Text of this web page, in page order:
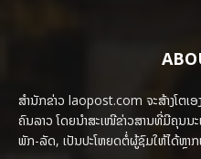
ສຳນັກຂ່າວ laopost.com ຈະສ້າງໂຕເ
ຄົນລາວ ໂດຍນຳສະເໜີຂ່າວສານທີ່ມີຄຸນນ
ພັກ-ລັດ, ເປັນປະໂຫຍດຕໍ່ຜູ້ຊົມໃຫ້ໄດ້ຫຼາ